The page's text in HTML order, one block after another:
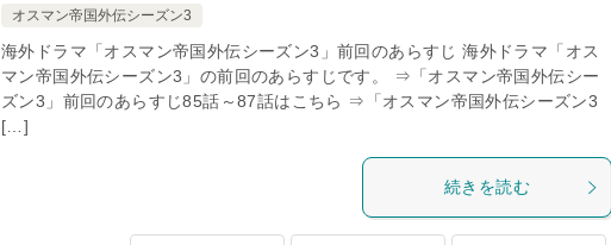
オスマン帝国外伝シーズン3
海外ドラマ「オスマン帝国外伝シーズン3」前回のあらすじ 海外ドラマ「オス
マン帝国外伝シーズン3」の前回のあらすじです。 ⇒「オスマン帝国外伝シー
ズン3」前回のあらすじ85話～87話はこちら ⇒「オスマン帝国外伝シーズン3
[…]
続きを読む